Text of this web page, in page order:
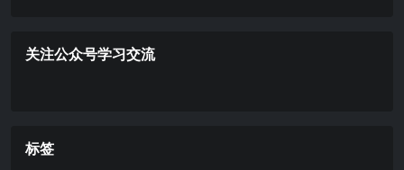
关注公众号学习交流
标签